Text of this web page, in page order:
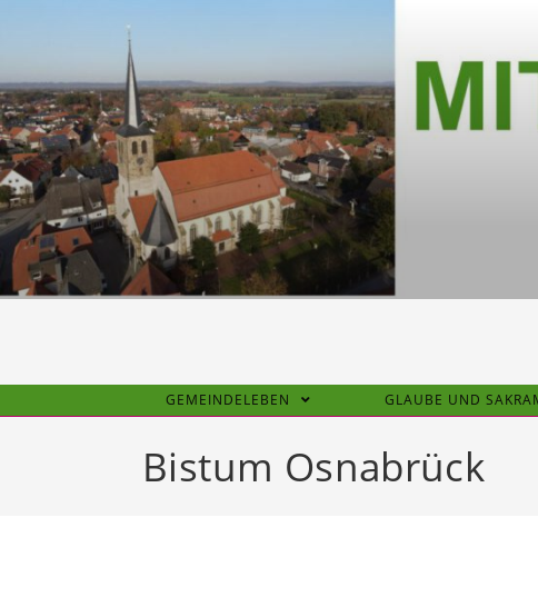
GEMEINDELEBEN GLAUBE UND
Bistum Osnabrück